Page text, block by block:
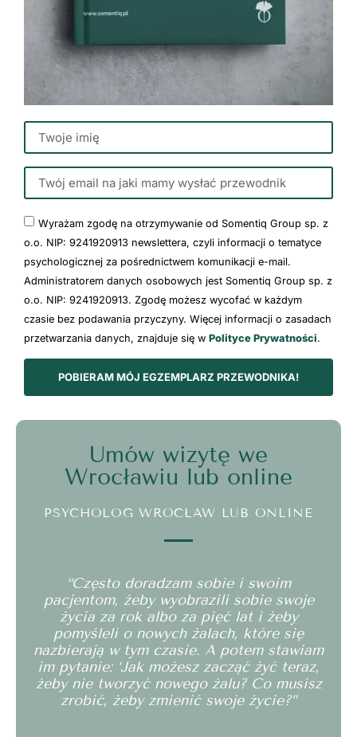
Wyrażam zgodę na otrzymywanie od Somentiq Group sp. z
o.o. NIP: 9241920913 newslettera, czyli informacji o tematyce
psychologicznej za pośrednictwem komunikacji e-mail.
Administratorem danych osobowych jest Somentiq Group sp. z
o.o. NIP: 9241920913. Zgodę możesz wycofać w każdym
czasie bez podawania przyczyny. Więcej informacji o zasadach
przetwarzania danych, znajduje się w Polityce Prywatności.
POBIERAM MÓJ EGZEMPLARZ PRZEWODNIKA!
Umów wizytę we
Wrocławiu lub online
PSYCHOLOG WROCŁAW LUB ONLINE
“Często doradzam sobie i swoim
pacjentom, żeby wyobrazili sobie swoje
życia za rok albo za pięć lat i żeby
pomyśleli o nowych żalach, które się
nazbierają w tym czasie. A potem stawiam
im pytanie: ‘Jak możesz zacząć żyć teraz,
żeby nie tworzyć nowego żalu? Co musisz
zrobić, żeby zmienić swoje życie?”